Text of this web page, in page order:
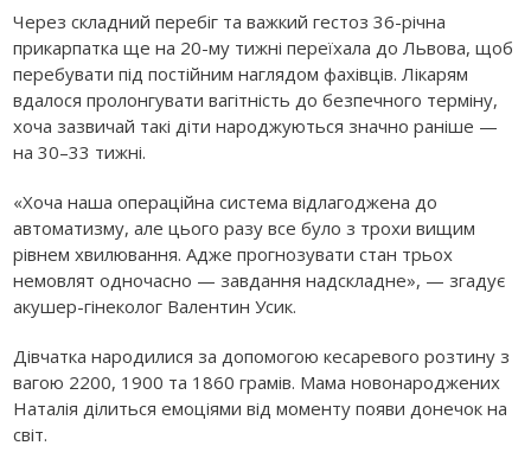
Через складний перебіг та важкий гестоз 36-річна
прикарпатка ще на 20-му тижні переїхала до Львова, щоб
перебувати під постійним наглядом фахівців. Лікарям
вдалося пролонгувати вагітність до безпечного терміну,
хоча зазвичай такі діти народжуються значно раніше —
на 30–33 тижні.
«Хоча наша операційна система відлагоджена до
автоматизму, але цього разу все було з трохи вищим
рівнем хвилювання. Адже прогнозувати стан трьох
немовлят одночасно — завдання надскладне», — згадує
акушер-гінеколог Валентин Усик.
Дівчатка народилися за допомогою кесаревого розтину з
вагою 2200, 1900 та 1860 грамів. Мама новонароджених
Наталія ділиться емоціями від моменту появи донечок на
світ.